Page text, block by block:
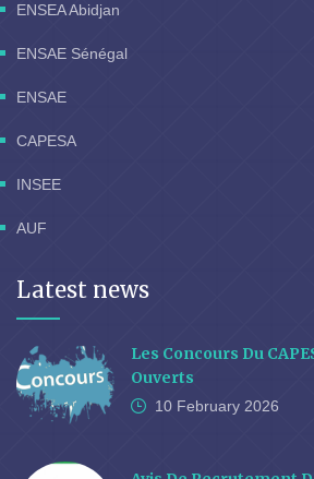
ENSEA Abidjan
ENSAE Sénégal
ENSAE
CAPESA
INSEE
AUF
Latest news
Les Concours Du
Ouverts
10 February 2026